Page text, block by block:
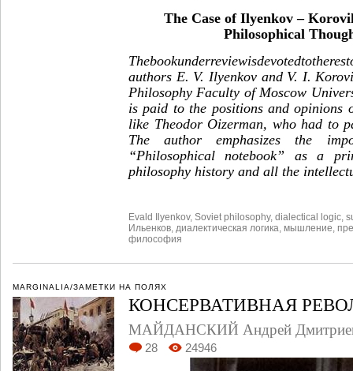
The Case of Ilyenkov –
Philosophical
Thebookunderreviewisdevotedtothe
authors E. V. Ilyenkov and V. I.
Philosophy Faculty of Moscow
is paid to the positions and opinions
like Theodor Oizerman, who had to
The author emphasizes the
“Philosophical notebook” as a
philosophy history and all the
Evald Ilyenkov, Soviet philosophy, dialectical logic
Ильенков диалектическая логика мышление
философия
MARGINALIA/ЗАМЕТКИ НА ПОЛЯХ
КОНСЕРВАТИВНАЯ
МАЙДАНСКИЙ Андрей
28 24946